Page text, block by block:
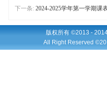
下一条: 2024-2025学年第一学期课
版权所有 ©2013 -
All Right Reserved